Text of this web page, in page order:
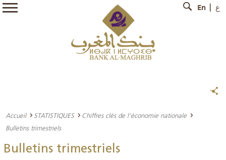
En ع
Accueil STATISTIQUES
Chiffres clés de l’économie nationale
Bulletins trimestriels
Bulletins trimestriels